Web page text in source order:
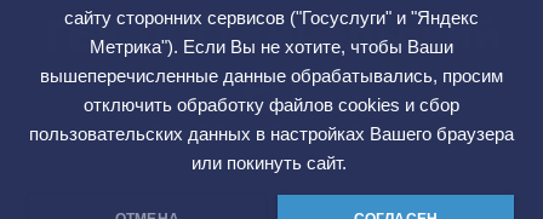
сайту сторонних сервисов ("Госуслуги" и "Яндекс
Метрика"). Если Вы не хотите, чтобы Ваши
вышеперечисленные данные обрабатывались, просим
отключить обработку файлов cookies и сбор
пользовательских данных в настройках Вашего браузера
или покинуть сайт.
ГБУ ДПО Кинельский
РЦ
СМИ ЭЛ № ФС 77 — 75564